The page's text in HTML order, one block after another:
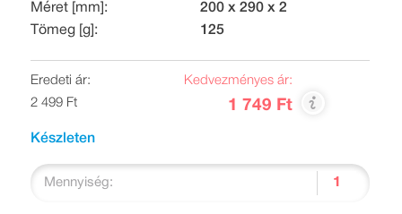
Méret [mm]:
200 x 290 x 2
Tömeg [g]:
125
Eredeti ár:
2 499 Ft
Kedvezményes ár:
1 749 Ft
Készleten
Mennyiség: